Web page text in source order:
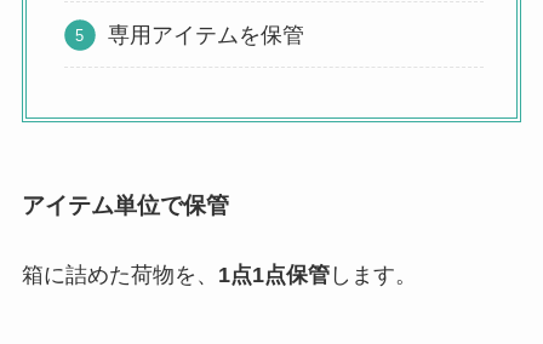
専用アイテムを保管
アイテム単位で保管
箱に詰めた荷物を、 1点1点保管します。